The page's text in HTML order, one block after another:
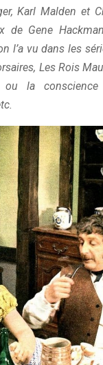
Karl Malden et
de Gene
l’a vu dans les
Les Rois
la conscience